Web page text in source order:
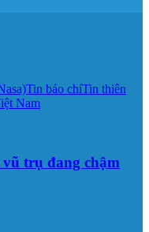
Tin báo chíTin thiên
Nam
trụ đang chậm